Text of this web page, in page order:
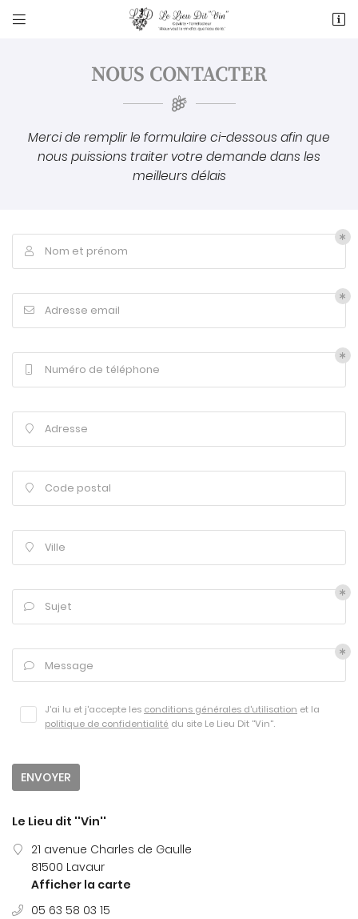

Accueil
La cave
& épicerie fine
Avis

Une
21 avenue Charles de Gaulle
05 63 58 03 15
 Adresse email de réception
NOUS CONTACTER
Merci de remplir le formulaire ci-dessous afin que
nous puissions traiter votre demande dans les
meilleurs délais
 Nom et prénom
 Adresse email
Numéro de téléphone
 Adresse
 Code postal
 Ville
 Sujet
 Message
J'ai lu et j'accepte les conditions générales d'utilisation et la
politique de confidentialité du site Le Lieu Dit ''Vin''.
ENVOYER
Le Lieu dit ''Vin''
21 avenue Charles de Gaulle
81500 Lavaur
Afficher la carte
05 63 58 03 15